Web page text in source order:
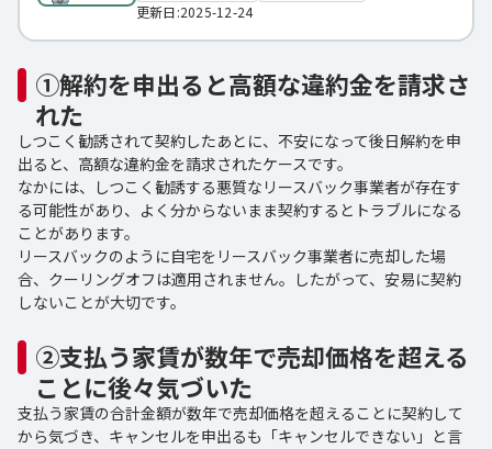
更新日:2025-12-24
①解約を申出ると高額な違約金を請求さ
れた
しつこく勧誘されて契約したあとに、不安になって後日解約を申
出ると、高額な違約金を請求されたケースです。
なかには、しつこく勧誘する悪質なリースバック事業者が存在す
る可能性があり、よく分からないまま契約するとトラブルになる
ことがあります。
リースバックのように自宅をリースバック事業者に売却した場
合、クーリングオフは適用されません。したがって、安易に契約
しないことが大切です。
②支払う家賃が数年で売却価格を超える
ことに後々気づいた
支払う家賃の合計金額が数年で売却価格を超えることに契約して
から気づき、キャンセルを申出るも「キャンセルできない」と言